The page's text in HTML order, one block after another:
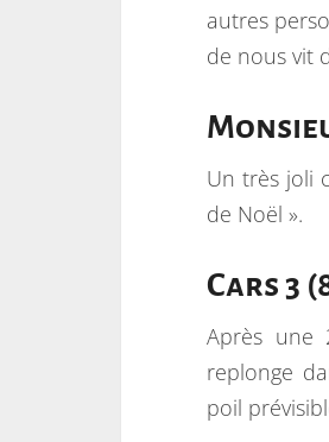
autres
de nous vit
Un très joli
de Noël ».
Cars 3
Après une
replonge
poil